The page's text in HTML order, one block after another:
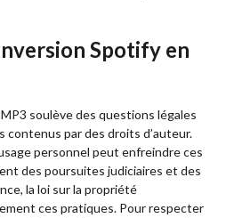
Spotify en
soulève des questions légales
contenus par des droits d’auteur.
personnel peut enfreindre ces
des poursuites judiciaires et des
la loi sur la propriété
ces pratiques. Pour respecter